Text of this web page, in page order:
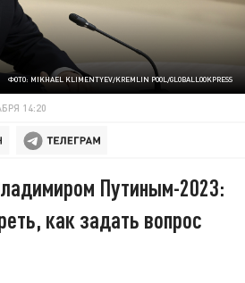
ФОТО: MIKHAEL KLIMENTYEV/KREMLIN POOL/GLOBALLOOKPRESS
14:20
Путиным-2023:
как задать вопрос